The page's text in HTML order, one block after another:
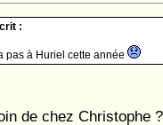
:
pas à Huriel cette année
de chez Christophe